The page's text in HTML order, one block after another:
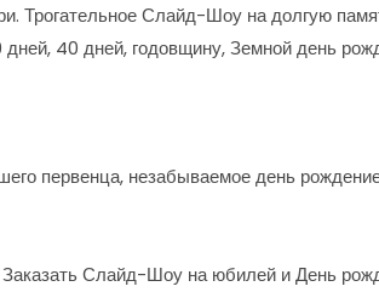
Трогательное Слайд-Шоу на долгую
40 дней, годовщину, Земной день
первенца, незабываемое день
Слайд-Шоу на юбилей и День